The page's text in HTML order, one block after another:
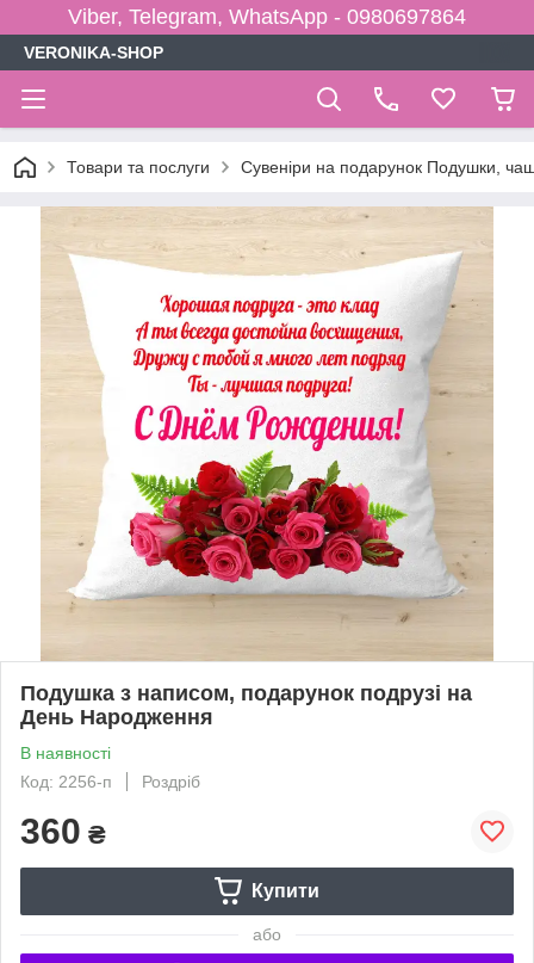
Viber, Telegram, WhatsApp - 0980697864
VERONIKA-SHOP
Товари та послуги Сувеніри на подарунок Подушки,
Подушка з написом, подарунок подрузі на
День Народження
В наявності
Код: 2256-п
Роздріб
360 ₴
Купити
або